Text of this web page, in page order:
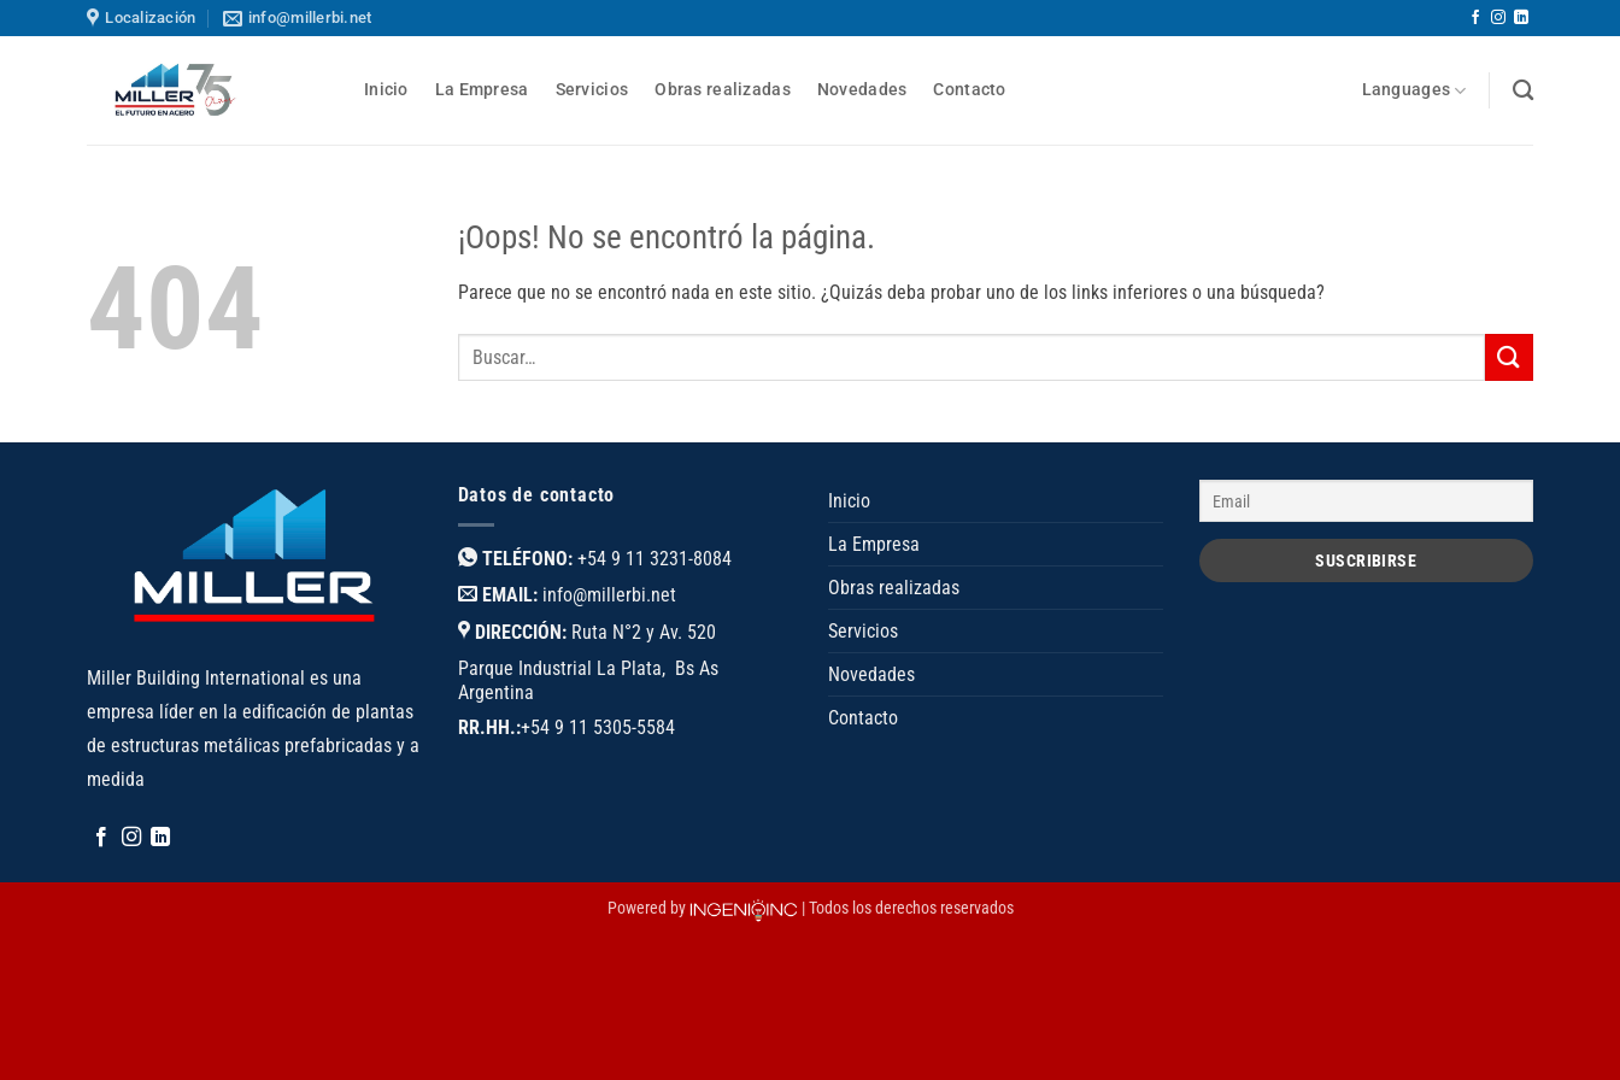
al
Localización info@millerbi.net
Inicio La Empresa Servicios Obras realizadas Novedades Contacto Languages
404
¡Oops! No se encontró la página.
Parece que no se encontró nada en este sitio. ¿Quizás deba probar uno de los links inferiores o una búsqueda?
Miller Building International es una
empresa líder en la edificación de plantas
de estructuras metálicas prefabricadas y a
medida
Datos de contacto
TELÉFONO:+54 9 11 3231-8084
EMAIL:info@millerbi.net
DIRECCIÓN:Ruta N°2 y Av. 520
Parque Industrial La Plata, Bs As
Argentina
RR.HH.:+54 9 11 5305-5584
Inicio
La Empresa
Obras realizadas
Servicios
Novedades
Contacto
Powered by | Todos los derechos reservados